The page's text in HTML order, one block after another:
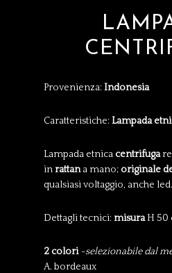
Provenienza:Indonesia
Caratteristiche:Lampada
Lampada etnicacentrifuga
inrattana mano; originale
qualsiasi voltaggio, anche led.
Dettagli tecnici:misuraH 50
2 colori-selezionabile dal
A. bordeaux